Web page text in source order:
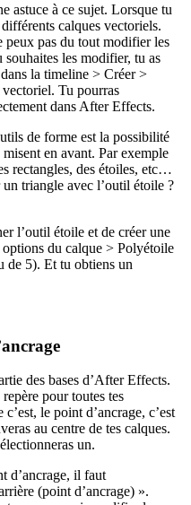
astuce à ce sujet. Lorsque tu
calques vectoriels.
peux pas du tout modifier les
les modifier, tu as
la timeline > Créer >
Tu pourras
dans After Effects.
de forme est la possibilité
en avant. Par exemple
rectangles, des étoiles, etc…
triangle avec l’outil étoile ?
l’outil étoile et de créer une
du calque > Polyétoile
de 5). Et tu obtiens un
des bases d’After Effects.
pour toutes tes
le point d’ancrage, c’est
au centre de tes calques.
un.
d’ancrage, il faut
(point d’ancrage) ».